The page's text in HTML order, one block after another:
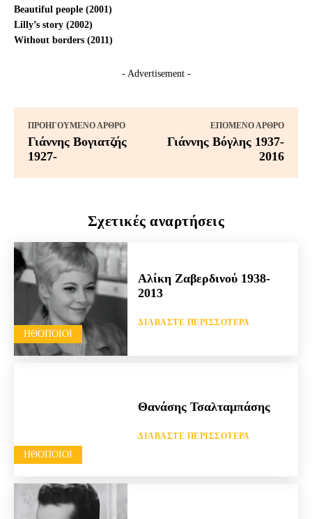
Σχετικές αναρτήσεις
HΘΟΠΟΙΟΊ
Αλίκη Ζαβερδινού 1938-
2013
ΔΙΑΒΆΣΤΕ ΠΕΡΙΣΣΌΤΕΡΑ
HΘΟΠΟΙΟΊ
Θανάσης Τσαλταμπάσης
ΔΙΑΒΆΣΤΕ ΠΕΡΙΣΣΌΤΕΡΑ
Beautiful people (2001)
Lilly’s story (2002)
Without borders (2011)
- Advertisement -
ΠΡΟΗΓΟΎΜΕΝΟ ΆΡΘΡΟ
Γιάννης Βογιατζής
1927-
ΕΠΌΜΕΝΟ ΆΡΘΡΟ
Γιάννης Βόγλης 1937-
2016